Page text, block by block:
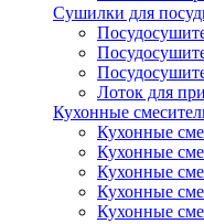
Сушилки для
Лоток для
Кухонные
Кухонные
Кухонные
Кухонные
Кухонные
Кухонные